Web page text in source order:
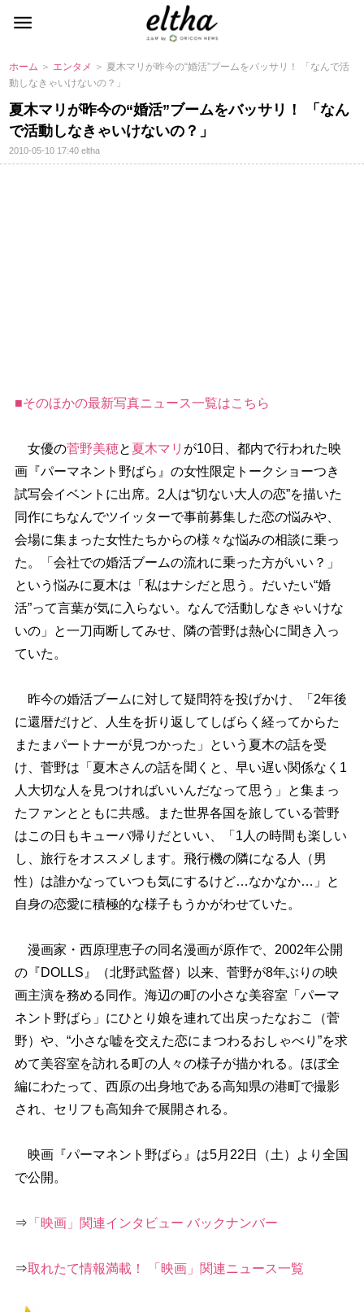
ホーム ＞ エンタメ ＞ 夏木マリが昨今の“婚活”ブームをバッサリ！ 「なんで活
動しなきゃいけないの？」
夏木マリが昨今の“婚活”ブームをバッサリ！ 「なん
で活動しなきゃいけないの？」
2010-05-10 17:40eltha
■そのほかの最新写真ニュース一覧はこちら
女優の菅野美穂と 夏木マリ が10日、都内で行われた映
画『パーマネント野ばら』の女性限定トークショーつき
試写会イベントに出席。2人は“切ない大人の恋”を描いた
同作にちなんでツイッターで事前募集した恋の悩みや、
会場に集まった女性たちからの様々な悩みの相談に乗っ
た。「会社での婚活ブームの流れに乗った方がいい？」
という悩みに夏木は「私はナシだと思う。だいたい“婚
活”って言葉が気に入らない。なんで活動しなきゃいけな
いの」と一刀両断してみせ、隣の菅野は熱心に聞き入っ
ていた。
昨今の婚活ブームに対して疑問符を投げかけ、「2年後
に還暦だけど、人生を折り返してしばらく経ってからた
またまパートナーが見つかった」という夏木の話を受
け、菅野は「夏木さんの話を聞くと、早い遅い関係なく1
人大切な人を見つければいいんだなって思う」と集まっ
たファンとともに共感。また世界各国を旅している菅野
はこの日もキューバ帰りだといい、「1人の時間も楽しい
し、旅行をオススメします。飛行機の隣になる人（男
性）は誰かなっていつも気にするけど…なかなか…」と
自身の恋愛に積極的な様子もうかがわせていた。
漫画家・西原理恵子の同名漫画が原作で、2002年公開
の『DOLLS』（北野武監督）以来、菅野が8年ぶりの映
画主演を務める同作。海辺の町の小さな美容室「パーマ
ネント野ばら」にひとり娘を連れて出戻ったなおこ（菅
野）や、“小さな嘘を交えた恋にまつわるおしゃべり”を求
めて美容室を訪れる町の人々の様子が描かれる。ほぼ全
編にわたって、西原の出身地である高知県の港町で撮影
され、セリフも高知弁で展開される。
映画『パーマネント野ばら』は5月22日（土）より全国
で公開。
⇒ 「映画」関連インタビュー バックナンバー
⇒取れたて情報満載！ 「映画」関連ニュース一覧